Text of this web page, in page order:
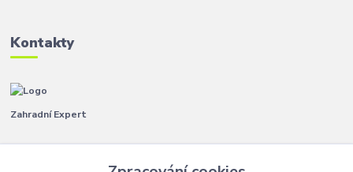
Kontakty
Zahradní Expert